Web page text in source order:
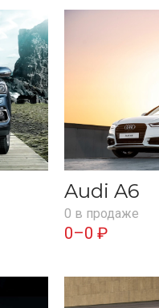
Audi A6
0 в продаже
0–0 ₽